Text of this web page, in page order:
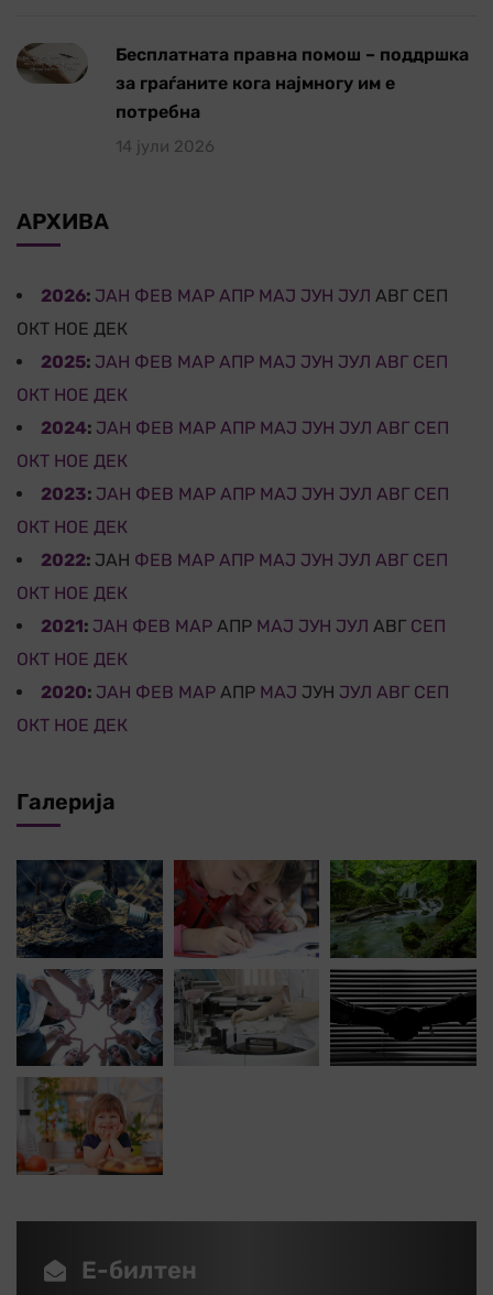
Бесплатната правна помош – поддршка
за граѓаните кога најмногу им е
потребна
14 јули 2026
АРХИВА
2026: ЈАН ФЕВ МАР АПР МАЈ ЈУН ЈУЛ АВГ СЕП
ОКТ НОЕ ДЕК
2025: ЈАН ФЕВ МАР АПР МАЈ ЈУН ЈУЛ АВГ СЕП
ОКТ НОЕ ДЕК
2024: ЈАН ФЕВ МАР АПР МАЈ ЈУН ЈУЛ АВГ СЕП
ОКТ НОЕ ДЕК
2023: ЈАН ФЕВ МАР АПР МАЈ ЈУН ЈУЛ АВГ СЕП
ОКТ НОЕ ДЕК
2022: ЈАН ФЕВ МАР АПР МАЈ ЈУН ЈУЛ АВГ СЕП
ОКТ НОЕ ДЕК
2021: ЈАН ФЕВ МАР АПР МАЈ ЈУН ЈУЛ АВГ СЕП
ОКТ НОЕ ДЕК
2020: ЈАН ФЕВ МАР АПР МАЈ ЈУН ЈУЛ АВГ СЕП
ОКТ НОЕ ДЕК
Галерија
Е-билтен